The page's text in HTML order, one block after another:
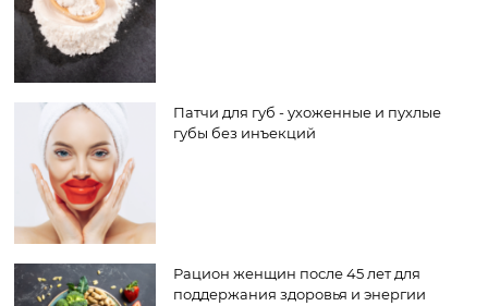
Патчи для губ - ухоженные и пухлые
губы без инъекций
Рацион женщин после 45 лет для
поддержания здоровья и энергии